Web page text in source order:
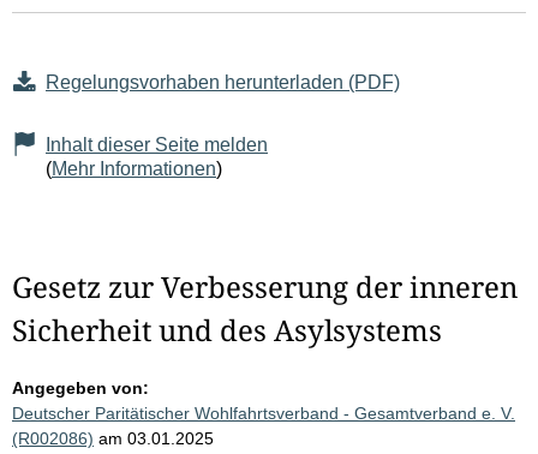
Regelungsvorhaben herunterladen (PDF)
Inhalt dieser Seite melden
(Mehr Informationen)
Gesetz zur Verbesserung der inneren
Sicherheit und des Asylsystems
Angegeben von:
Deutscher Paritätischer Wohlfahrtsverband - Gesamtverband e. V.
(R002086) am 03.01.2025